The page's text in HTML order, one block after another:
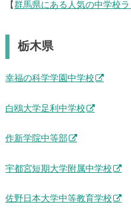
【 群馬県にある人気の中学校
栃木県
幸福の科学学園中学校
白鴎大学足利中学校
作新学院中等部
宇都宮短期大学附属中学校
佐野日本大学中等教育学校